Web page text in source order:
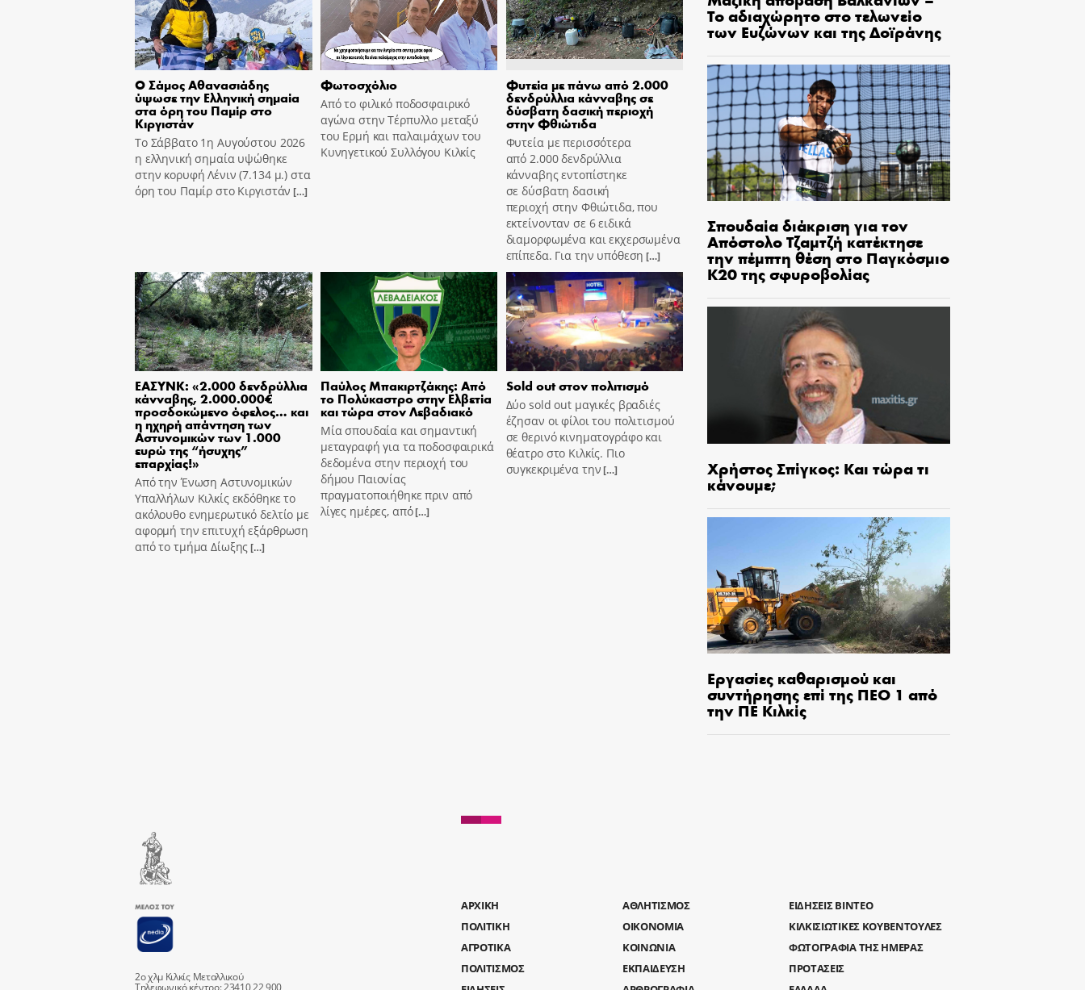
Ο Σάμος Αθανασιάδης
ύψωσε την Ελληνική σημαία
στα όρη του Παμίρ στο
Κιργιστάν
Το Σάββατο 1η Αυγούστου 2026
η ελληνική σημαία υψώθηκε
στην κορυφή Λένιν (7.134 μ.) στα
όρη του Παμίρ στο Κιργιστάν […]
Φωτοσχόλιο
Από το φιλικό ποδοσφαιρικό
αγώνα στην Τέρπυλλο μεταξύ
του Ερμή και παλαιμάχων του
Κυνηγετικού Συλλόγου Κιλκίς
Φυτεία με πάνω από 2.000
δενδρύλλια κάνναβης σε
δύσβατη δασική περιοχή
στην Φθιώτιδα
Φυτεία με περισσότερα
από 2.000 δενδρύλλια
κάνναβης εντοπίστηκε
σε δύσβατη δασική
περιοχή στην Φθιώτιδα, που
εκτείνονταν σε 6 ειδικά
διαμορφωμένα και εκχερσωμένα
επίπεδα. Για την υπόθεση […]
ΕΑΣΥΝΚ: «2.000 δενδρύλλια
κάνναβης, 2.000.000€
προσδοκώμενο όφελος… και
η ηχηρή απάντηση των
Αστυνομικών των 1.000
ευρώ της “ήσυχης”
επαρχίας!»
Από την Ένωση Αστυνομικών
Υπαλλήλων Κιλκίς εκδόθηκε το
ακόλουθο ενημερωτικό δελτίο με
αφορμή την επιτυχή εξάρθρωση
από το τμήμα Δίωξης[…]
Παύλος Μπακιρτζάκης: Από
το Πολύκαστρο στην Ελβετία
και τώρα στον Λεβαδιακό
Μία σπουδαία και σημαντική
μεταγραφή για τα ποδοσφαιρικά
δεδομένα στην περιοχή του
δήμου Παιονίας
πραγματοποιήθηκε πριν από
λίγες ημέρες, από[…]
Sold out στον πολιτισμό
Δύο sold out μαγικές βραδιές
έζησαν οι φίλοι του πολιτισμού
σε θερινό κινηματογράφο και
θέατρο στο Κιλκίς. Πιο
συγκεκριμένα την[…]
Το αδιαχώρητο στο τελωνείο
των Ευζώνων και της Δοϊράνης
Σπουδαία διάκριση για τον
Απόστολο Τζαμτζή κατέκτησε
την πέμπτη θέση στο Παγκόσμιο
Κ20 της σφυροβολίας
Χρήστος Σπίγκος: Και τώρα τι
κάνουμε;
Εργασίες καθαρισμού και
συντήρησης επί της ΠΕΟ 1 από
την ΠΕ Κιλκίς
2ο χλμ Κιλκίς Μεταλλικού
Τηλεφωνικό κέντρο: 23410 22 900
AΡΧΙΚΗ
ΑΘΛΗΤΙΣΜΟΣ
ΠΟΛΙΤΙΚΗ
ΟΙΚΟΝΟΜΙΑ
ΑΓΡΟΤΙΚΑ
ΚΟΙΝΩΝΙΑ
ΠΟΛΙΤΙΣΜΟΣ
ΕΚΠΑΙΔΕΥΣΗ
ΕΙΔΗΣΕΙΣ ΒΙΝΤΕΟ
ΚΙΛΚΙΣΙΩΤΙΚΕΣ ΚΟΥΒΕΝΤΟΥΛΕΣ
ΦΩΤΟΓΡΑΦΙΑ ΤΗΣ ΗΜΕΡΑΣ
ΠΡΟΤΑΣΕΙΣ